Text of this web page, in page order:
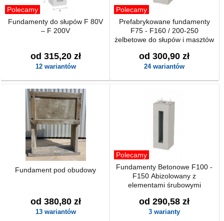
Polecamy
Fundamenty do słupów F 80V
– F 200V
od 315,20 zł
12 wariantów
Polecamy
Prefabrykowane fundamenty
F75 - F160 / 200-250
żelbetowe do słupów i masztów
od 300,90 zł
24 wariantów
Fundament pod obudowy
od 380,80 zł
13 wariantów
Polecamy
Fundamenty Betonowe F100 -
F150 Abizolowany z
elementami śrubowymi
od 290,58 zł
3 warianty